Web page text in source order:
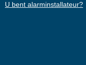
U bent alarminstallateur?